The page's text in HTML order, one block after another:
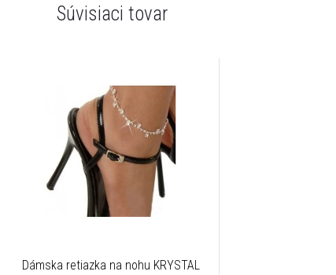
Súvisiaci tovar
Dámska retiazka na nohu KRYSTAL